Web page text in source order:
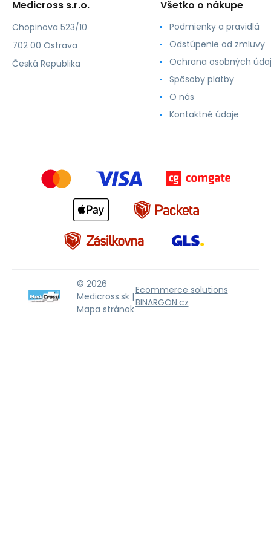
Medicross s.r.o.
Chopinova 523/10
702 00 Ostrava
Česká Republika
Všetko o nákupe
Podmienky a pravidlá
Odstúpenie od zmluvy
Ochrana osobných
Spôsoby platby
O nás
Kontaktné údaje
© 2026
Medicross.sk |
Mapa stránok
Ecommerce solutions
BINARGON.cz